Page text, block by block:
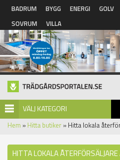
Hoppa till huvudinnehåll
BADRUM BYGG ENERGI GOLV
SOVRUM
VILLA
VÄLJ KATEGORI
Hem » Hitta butiker » Hitta lokala
HITTA LOKALA ÅTERFÖRSÄLJARE